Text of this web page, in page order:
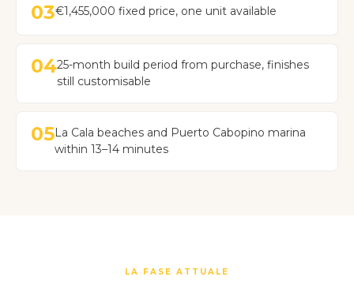
03€1,455,000 fixed price, one unit available
0425-month build period from purchase, finishes
still customisable
05La Cala beaches and Puerto Cabopino marina
within 13–14 minutes
LA FASE ATTUALE